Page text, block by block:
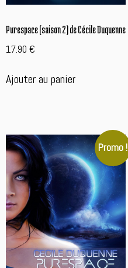
Purespace (saison 2) de Cécile Duquenne
17.90 €
Ajouter au panier
Promo !